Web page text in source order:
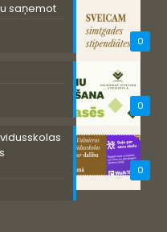
0
saņemot
0
0